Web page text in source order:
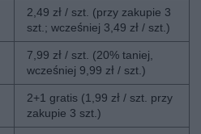
2,49 zł / szt. (przy zakupie 3
szt.; wcześniej 3,49 zł / szt.)
7,99 zł / szt. (20% taniej,
wcześniej 9,99 zł / szt.)
2+1 gratis (1,99 zł / szt. przy
zakupie 3 szt.)